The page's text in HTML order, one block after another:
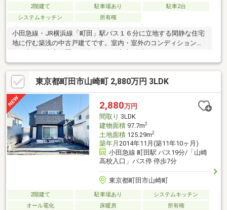
2階建て 駐車場あり
駐車2台
システムキッチン
所有権
小田急線・JR横浜線「町田」駅バス１６分に立地する閑静な住宅
地に佇む築浅の中古戸建てです。室内・室外のコンディション状
況は良好で大変綺麗にお使いです。寝室ダブルクローゼット、シ
ューズクローク、玄関クローゼット、パントリー等、室内収納は
豊富で重宝いたします。ご内覧をご希望の際は、候補日時をお気
軽にご連絡ください。
東京都町田市山崎町 2,880万円 3LDK
2,880万円
間取り 3LDK
建物面積97.7m2
土地面積125.29m2
築年月 2014年11月(築11年10ヶ月)
小田急線 町田駅 バス19分/「山崎
高校入口」バス停 停歩7分
東京都町田市山崎町
2階建て 駐車場あり
システムキッチン
オール電化
床暖房 所有権